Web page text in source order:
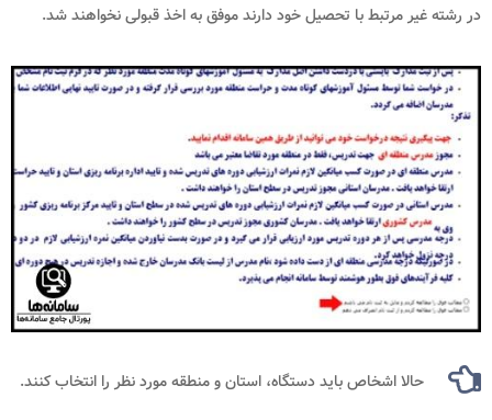
در رشته غیر مرتبط با تحصیل خود دارند موفق به اخذ قبولی نخواهند شد.
حالا اشخاص باید دستگاه، استان و منطقه مورد نظر را انتخاب کنند.